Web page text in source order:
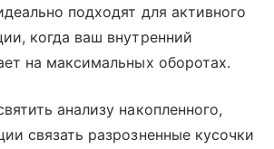
подходят для активного
когда ваш внутренний
на максимальных оборотах.
анализу накопленного,
связать разрозненные кусочки